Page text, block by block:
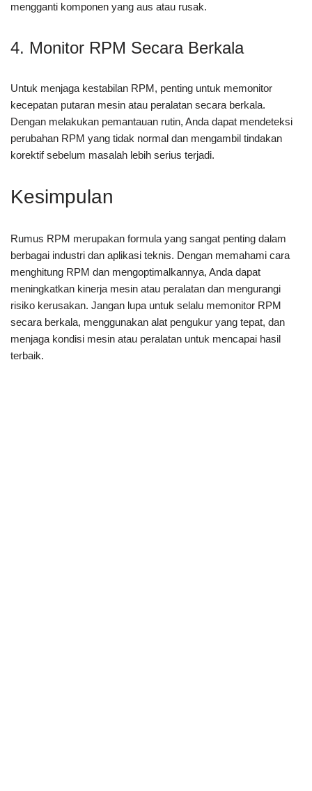
mengganti komponen yang aus atau rusak.
4. Monitor RPM Secara Berkala
Untuk menjaga kestabilan RPM, penting untuk memonitor
kecepatan putaran mesin atau peralatan secara berkala.
Dengan melakukan pemantauan rutin, Anda dapat mendeteksi
perubahan RPM yang tidak normal dan mengambil tindakan
korektif sebelum masalah lebih serius terjadi.
Kesimpulan
Rumus RPM merupakan formula yang sangat penting dalam
berbagai industri dan aplikasi teknis. Dengan memahami cara
menghitung RPM dan mengoptimalkannya, Anda dapat
meningkatkan kinerja mesin atau peralatan dan mengurangi
risiko kerusakan. Jangan lupa untuk selalu memonitor RPM
secara berkala, menggunakan alat pengukur yang tepat, dan
menjaga kondisi mesin atau peralatan untuk mencapai hasil
terbaik.